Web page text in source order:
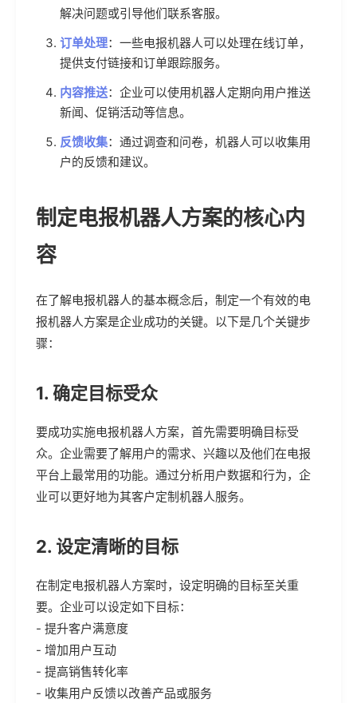
解决问题或引导他们联系客服。
订单处理：一些电报机器人可以处理在线订单，
提供支付链接和订单跟踪服务。
内容推送：企业可以使用机器人定期向用户推送
新闻、促销活动等信息。
反馈收集：通过调查和问卷，机器人可以收集用
户的反馈和建议。
制定电报机器人方案的核心内
容
在了解电报机器人的基本概念后，制定一个有效的电
报机器人方案是企业成功的关键。以下是几个关键步
骤：
1. 确定目标受众
要成功实施电报机器人方案，首先需要明确目标受
众。企业需要了解用户的需求、兴趣以及他们在电报
平台上最常用的功能。通过分析用户数据和行为，企
业可以更好地为其客户定制机器人服务。
2. 设定清晰的目标
在制定电报机器人方案时，设定明确的目标至关重
要。企业可以设定如下目标：
- 提升客户满意度
- 增加用户互动
- 提高销售转化率
- 收集用户反馈以改善产品或服务